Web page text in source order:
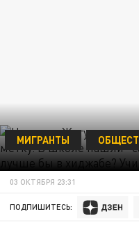
МИГРАНТЫ
03 ОКТЯБРЯ 23:31
ПОДПИШИТЕСЬ: